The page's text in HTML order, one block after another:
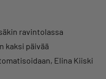
ravintolassa
kaksi päivää
Elina Kiiski